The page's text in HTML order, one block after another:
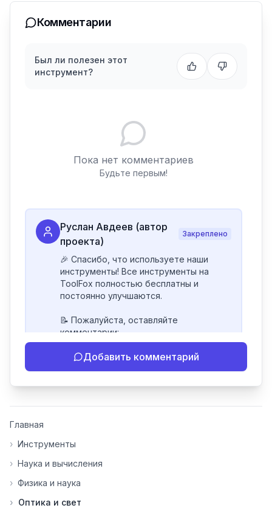
Комментарии
Был ли полезен этот
инструмент?
Пока нет комментариев
Будьте первым!
Руслан Авдеев (автор
проекта)
Закреплено
🎉 Спасибо, что используете наши
инструменты! Все инструменты на
ToolFox полностью бесплатны и
постоянно улучшаются.
📝 Пожалуйста, оставляйте
комментарии:
- Если инструмент работает
некорректно
инструменты нуждаются в доработке.
основе вашей обратной связи.
⭐ Если вам нравится ToolFox — буду
благодарен за отзыв о сайте в
Добавить комментарий
Главная
› Инструменты
› Наука и вычисления
› Физика и наука
› Оптика и свет